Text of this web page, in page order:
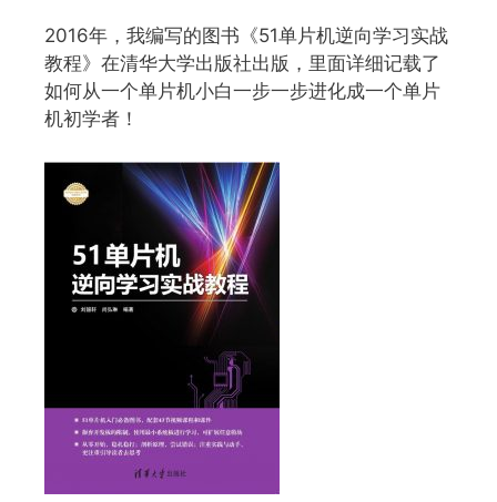
2016年，我编写的图书《51单片机逆向学习实战
教程》在清华大学出版社出版，里面详细记载了
如何从一个单片机小白一步一步进化成一个单片
机初学者！